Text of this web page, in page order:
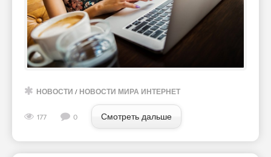
НОВОСТИ / НОВОСТИ МИРА ИНТЕРНЕТ
177 0 Смотреть дальше